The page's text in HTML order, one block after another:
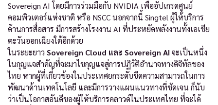
Sovereign AI โดยมีการร่วมมือกับ NVIDIA เพื่ออัปเกรดศูนย์
คอมพิวเตอร์แห่งชาติ หรือ NSCC นอกจากนี้ Singtel ผู้ให้บริการ
ด้านการสื่อสาร มีการสร้างโรงงาน AI ที่ประหยัดพลังงานทั้งเอเชีย
ตะวันออกเฉียงใต้อีกด้วย
ในระยะยาว Sovereign Cloud และ Sovereign AI จะเป็นหนึ่ง
ในกุญแจสำคัญที่จะมาไขกุญแจสู่การปฏิวัติอำนาจทางดิจิทัลของ
ไทย หากผู้ที่เกี่ยวข้องในประเทศยกระดับขีดความสามารถในการ
พัฒนาด้านเทคโนโลยี และมีการวางแผนแนวทางที่ชัดเจน ก็นับ
ว่าเป็นโอกาสอันดีของผู้ให้บริการคลาวด์ในประเทศไทย ที่จะได้